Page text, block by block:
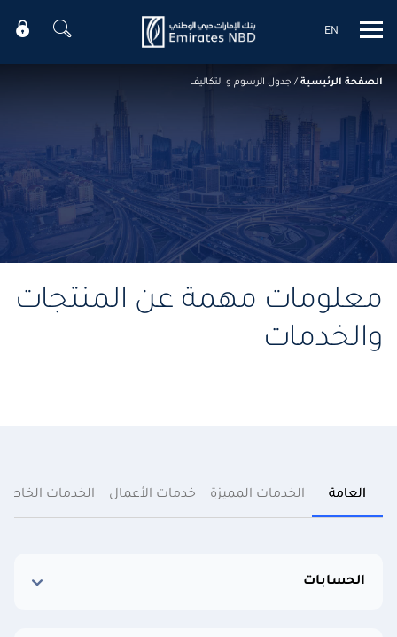
Mobile menu
EN
الصفحة الرئيسية / جدول الرسوم و التكاليف
معلومات مهمة عن المنتجات
والخدمات
العامة الخدمات المميزة خدمات الأعمال الخدمات الخاصة
الحسابات